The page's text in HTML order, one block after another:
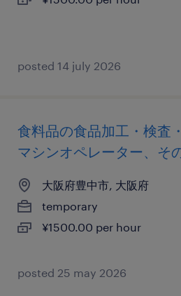
posted 14 july 2026
食料品の食品加工・検査
マシンオペレーター、そ
大阪府豊中市, 大阪府
temporary
¥1500.00 per hour
posted 25 may 2026